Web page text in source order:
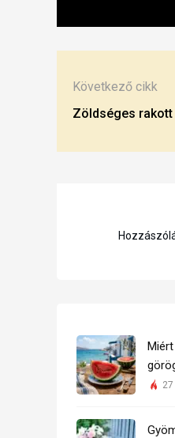
Következő cikk
Zöldséges
27